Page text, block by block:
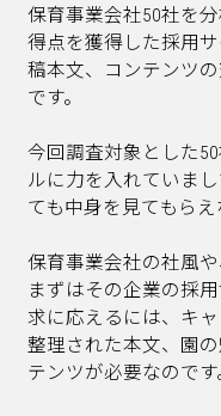
保育事業会社50社を
得点を獲得した採用
稿本文、コンテンツ
です。
今回調査対象とした
ルに力を入れていま
ても中身を見てもら
保育事業会社の社風
まずはその企業の採
求に応えるには、キ
整理された本文、園
テンツが必要なのです